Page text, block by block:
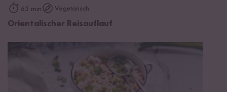
65 min Vegetarisch
Orientalischer Reisauflauf